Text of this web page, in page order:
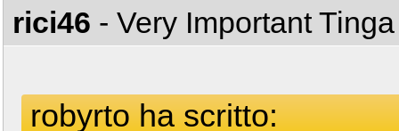
rici46 - Very Important
robyrto ha scritto: